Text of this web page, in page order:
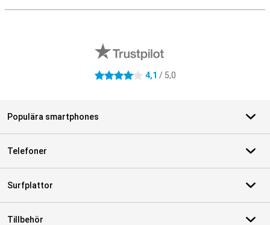
4.1 stjärnor 4,1 / 5,0
Populära smartphones
Telefoner
Surfplattor
Tillbehör